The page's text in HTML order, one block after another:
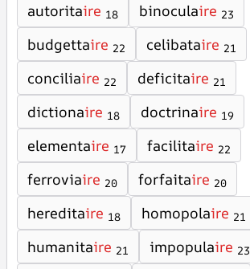
autoritaire 18 binoculaire 23
budgettaire 22 celibataire 21
conciliaire 22 deficitaire 21
dictionaire 18 doctrinaire 19
elementaire 17 facilitaire 22
ferroviaire 20 forfaitaire 20
hereditaire 18 homopolaire 21
humanitaire 21 impopulaire 23